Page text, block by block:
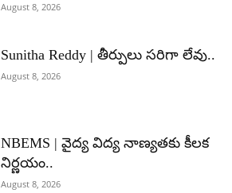
August 8, 2026
Sunitha Reddy | తీర్పులు సరిగా లేవు..
August 8, 2026
NBEMS | వైద్య విద్య నాణ్యతకు కీలక
నిర్ణయం..
August 8, 2026